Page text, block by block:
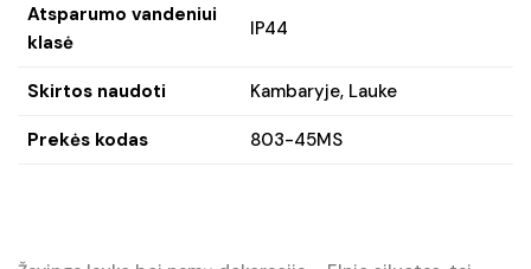
Atsparumo vandeniui
klasė
IP44
Skirtos naudoti Kambaryje, Lauke
Prekės kodas 803-45MS